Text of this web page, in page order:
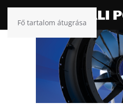
Fő tartalom átugrása